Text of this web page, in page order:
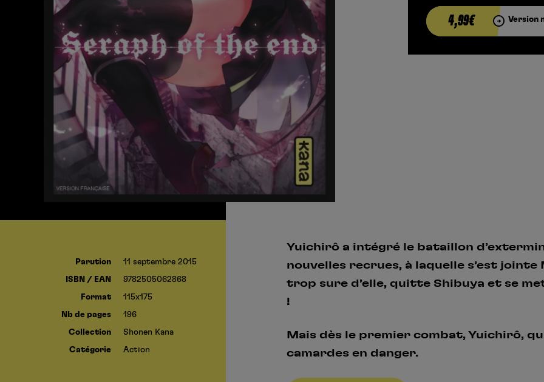
4,99€ Version
Parution 11 septembre 2015
ISBN / EAN 9782505062868
Format 115x175
Nb de pages 196
Collection Shonen Kana
Catégorie Action
Yuichirô a intégré le bataillon
nouvelles recrues, à laquelle s’est
trop sure d’elle, quitte Shibuya et se
!
Mais dès le premier combat, Yuichirô,
camardes en danger.